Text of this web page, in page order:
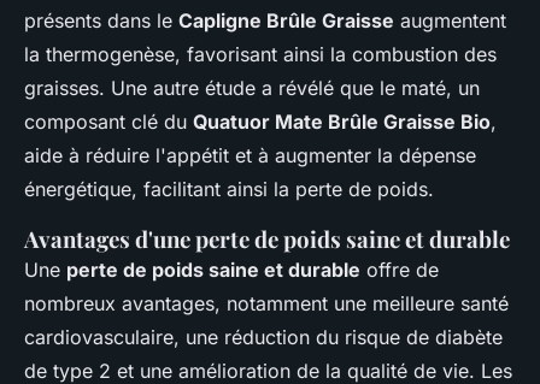
présents dans le Capligne Brûle Graisse augmentent
la thermogenèse, favorisant ainsi la combustion des
graisses. Une autre étude a révélé que le maté, un
composant clé du Quatuor Mate Brûle Graisse Bio,
aide à réduire l'appétit et à augmenter la dépense
énergétique, facilitant ainsi la perte de poids.
Avantages d'une perte de poids saine et durable
Une perte de poids saine et durable offre de
nombreux avantages, notamment une meilleure santé
cardiovasculaire, une réduction du risque de diabète
de type 2 et une amélioration de la qualité de vie. Les